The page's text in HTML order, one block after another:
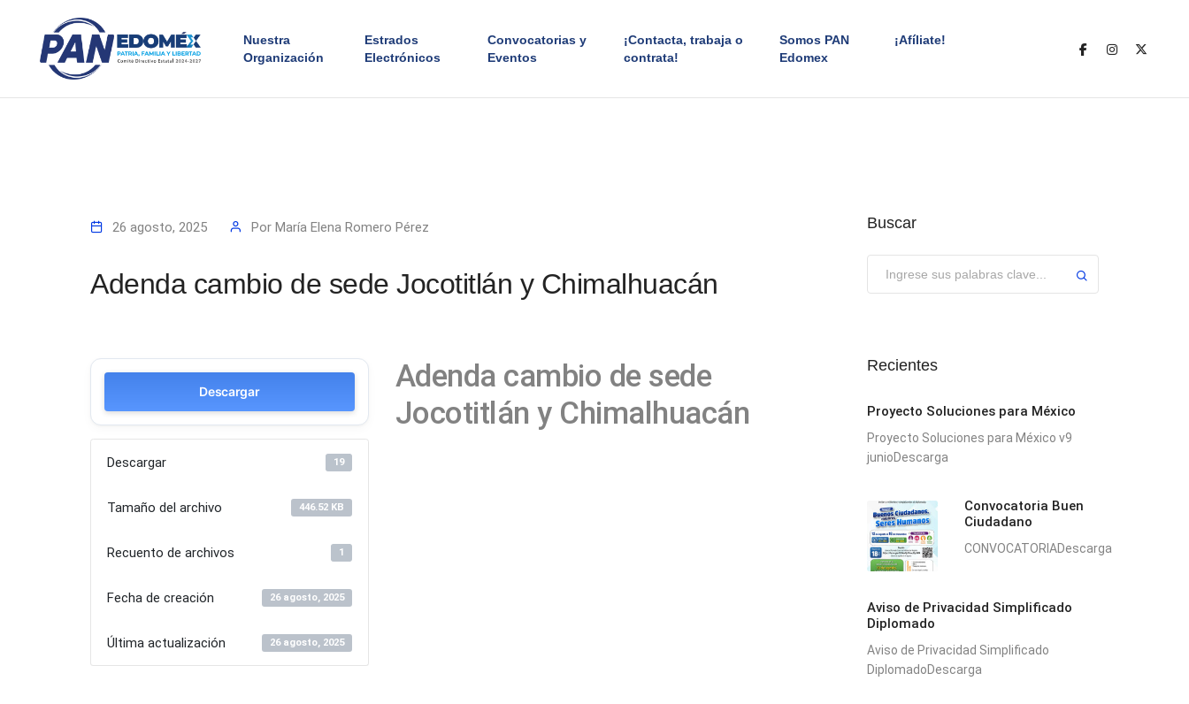
Nuestra
Organización
Estrados
Electrónicos
Convocatorias y
Eventos
¡Contacta, trabaja o
contrata!
Somos PAN
Edomex
¡Afíliate!
26 agosto, 2025 Por María Elena Romero Pérez
Adenda cambio de sede Jocotitlán y Chimalhuacán
Descargar
Descargar 19
Tamaño del archivo 446.52 KB
Recuento de archivos 1
Fecha de creación 26 agosto, 2025
Última actualización 26 agosto, 2025
Adenda cambio de sede
Jocotitlán y Chimalhuacán
Buscar
Recientes
Proyecto Soluciones para México
Proyecto Soluciones para México v9
junioDescarga
Convocatoria Buen
Ciudadano
CONVOCATORIADescarga
Aviso de Privacidad Simplificado
Diplomado
Aviso de Privacidad Simplificado
DiplomadoDescarga